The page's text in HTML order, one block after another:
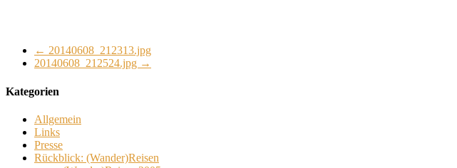
← 20140608_212313.jpg
20140608_212524.jpg →
Kategorien
Allgemein
Links
Presse
Rückblick: (Wander)Reisen